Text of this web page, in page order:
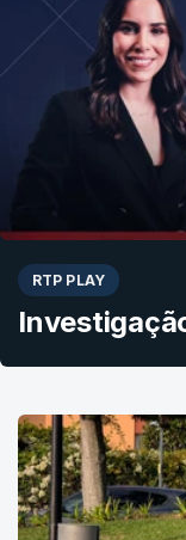
RTP PLAY